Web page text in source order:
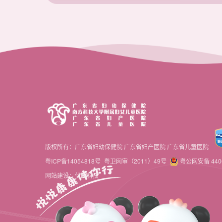
版权所有：广东省妇幼保健院 广东省妇产医院 广东省儿童医院
粤ICP备14054818号 粤卫网审（2011）49号
粤公网安备
网站建设：优网科技